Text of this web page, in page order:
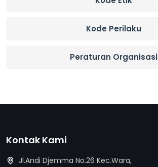
Kode Perilaku
Peraturan Organisasi
Kontak Kami
Jl.Andi Djemma No.26 Kec.Wara,